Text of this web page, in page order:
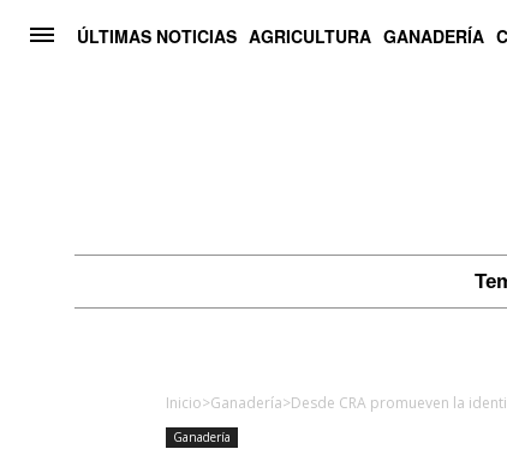
ÚLTIMAS NOTICIAS AGRICULTURA GANADERÍA
Inicio>Ganadería>
Ganadería